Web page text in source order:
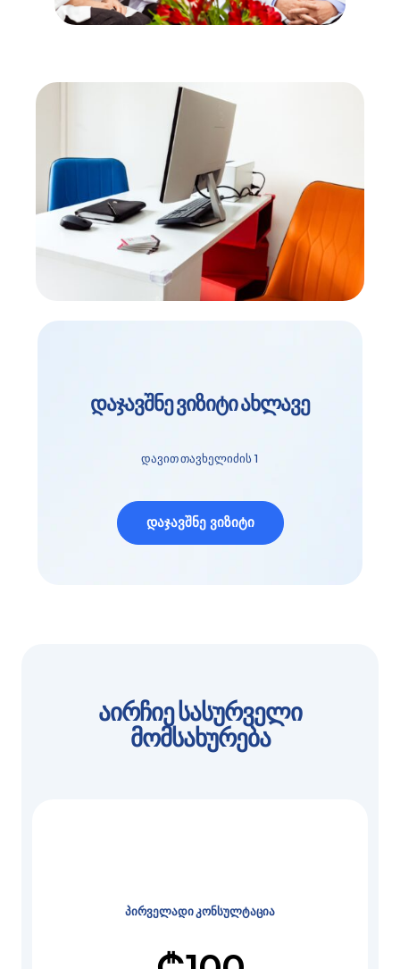
დაჯავშნე ვიზიტი ახლავე
დავით თავხელიძის 1
დაჯავშნე ვიზიტი
აირჩიე სასურველი
მომსახურება
პირველადი კონსულტაცია